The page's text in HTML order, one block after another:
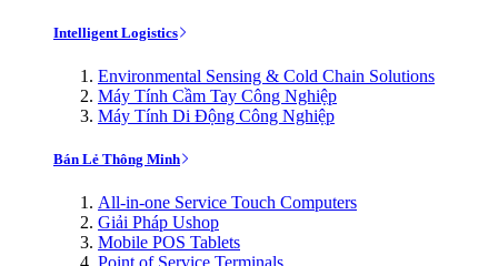
Intelligent Logistics
Environmental Sensing & Cold Chain Solutions
Máy Tính Cầm Tay Công Nghiệp
Máy Tính Di Động Công Nghiệp
Bán Lẻ Thông Minh
All-in-one Service Touch Computers
Giải Pháp Ushop
Mobile POS Tablets